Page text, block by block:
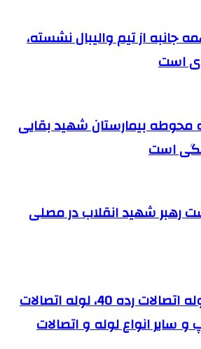
جانبه از تیم والیبال نشسته،
است
محوطه بیمارستان شهید بقایی
است
رهبر شهید انقلاب در مصلی
فروش انواع لوله اتصالات رده 40، لوله اتصالات
و سایر انواع لوله و اتصالات